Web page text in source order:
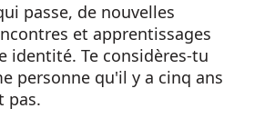
passe, de nouvelles
et apprentissages
identité. Te considères-tu
personne qu'il y a cinq ans
pas.